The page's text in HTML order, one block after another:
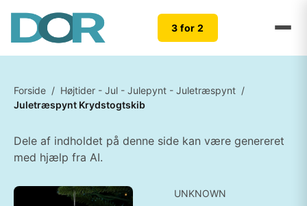
3 for 2
Forside / Højtider - Jul - Julepynt - Juletræspynt /
Juletræspynt Krydstogtskib
Dele af indholdet på denne side kan være genereret
med hjælp fra AI.
UNKNOWN